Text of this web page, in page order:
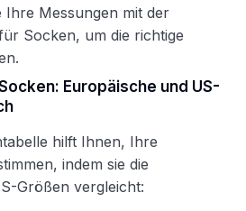
Ihre Messungen mit der
Socken, um die richtige
Europäische und US-
hilft Ihnen, Ihre
indem sie die
Größen vergleicht: